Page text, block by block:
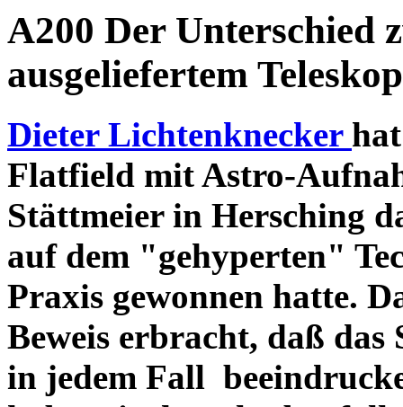
A200 Der Unterschied
ausgeliefertem
Dieter Lichtenknecker
Flatfield mit Astro-
Stättmeier in Hersching
auf dem "gehyperten"
Praxis gewonnen hatte.
Beweis erbracht, daß das
in jedem Fall